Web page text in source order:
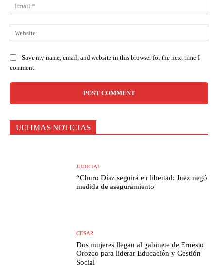
Save my name, email, and website in this browser for the next time I
comment.
ULTIMAS NOTICIAS
JUDICIAL
“Churo Díaz seguirá en libertad: Juez negó
medida de aseguramiento
CESAR
Dos mujeres llegan al gabinete de Ernesto
Orozco para liderar Educación y Gestión
Social